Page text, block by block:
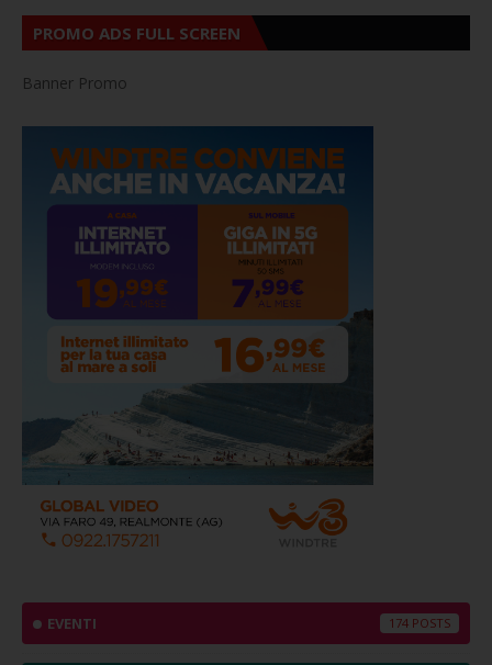
PROMO ADS FULL SCREEN
Banner Promo
EVENTI 174